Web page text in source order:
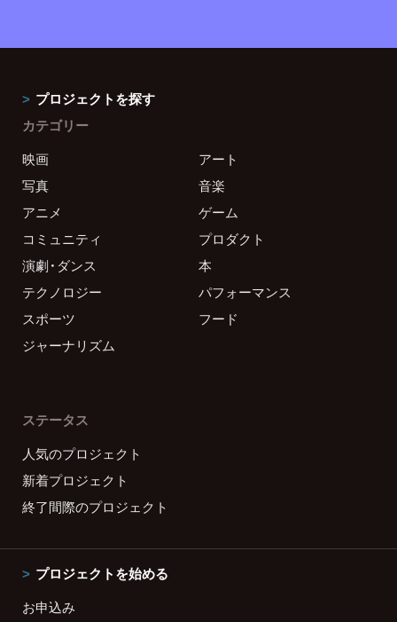
プロジェクトを探す
カテゴリー
映画
アート
写真
音楽
アニメ
ゲーム
コミュニティ
プロダクト
演劇・ダンス
本
テクノロジー
パフォーマンス
スポーツ
フード
ジャーナリズム
ステータス
人気のプロジェクト
新着プロジェクト
終了間際のプロジェクト
プロジェクトを始める
お申込み